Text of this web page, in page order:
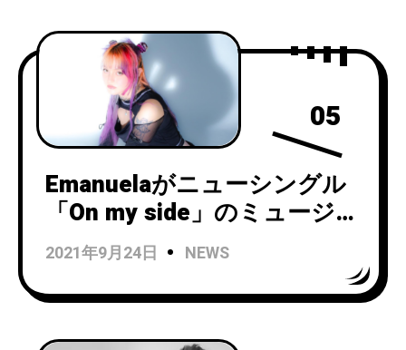
05
Emanuelaがニューシングル
「On my side」のミュージッ
クビデオを公開！
2021年9月24日 NEWS